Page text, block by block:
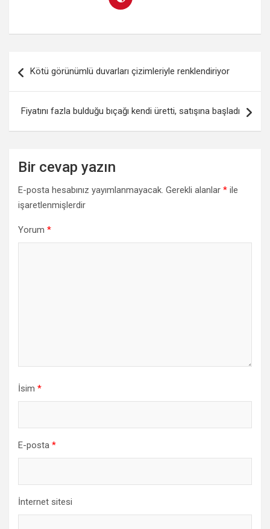
dolaşımı
Kötü görünümlü duvarları çizimleriyle renklendiriyor
Fiyatını fazla bulduğu bıçağı kendi üretti, satışına başladı
Bir cevap yazın
E-posta hesabınız yayımlanmayacak. Gerekli alanlar * ile
işaretlenmişlerdir
Yorum *
İsim *
E-posta *
İnternet sitesi